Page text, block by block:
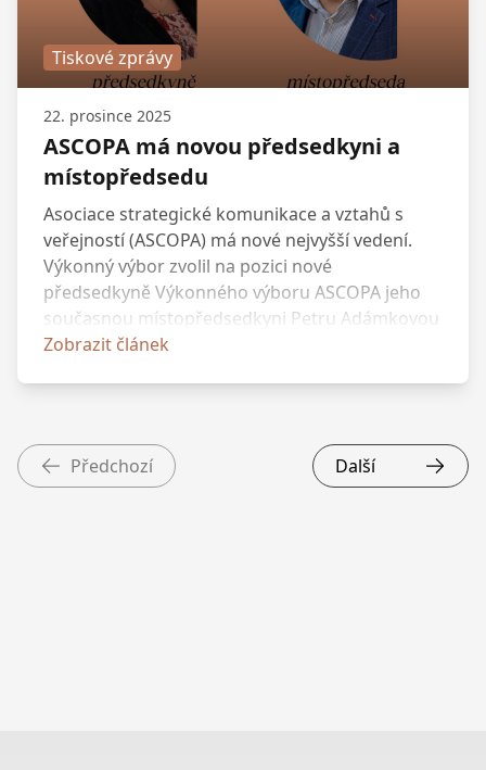
Tiskové zprávy
22. prosince 2025
ASCOPA má novou předsedkyni a
místopředsedu
Asociace strategické komunikace a vztahů s
veřejností (ASCOPA) má nové nejvyšší vedení.
Výkonný výbor zvolil na pozici nové
předsedkyně Výkonného výboru ASCOPA jeho
současnou místopředsedkyni Petru Adámkovou
z Onko unie. Novým místopředsedou bude
kabinetu ministra životního prostředí.
Zobrazit článek
Předchozí Další